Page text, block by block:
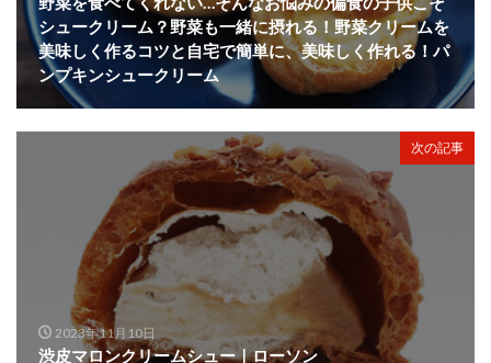
シュークリーム？野菜も一緒に摂れる！野菜クリームを
美味しく作るコツと自宅で簡単に、美味しく作れる！パ
ンプキンシュークリーム
次の記事
2023年11月10日
渋皮マロンクリームシュー｜ローソン